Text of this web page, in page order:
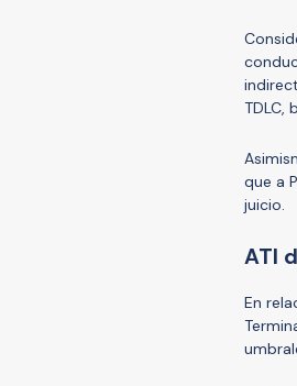
TDLC,
que a
juicio.
ATI
En